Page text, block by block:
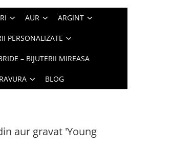
AUR ARGINT
PERSONALIZATE
– BIJUTERII MIREASA
BLOG
aur gravat 'Young